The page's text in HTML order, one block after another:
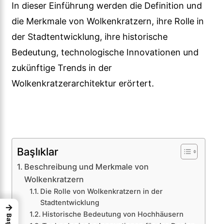
In dieser Einführung werden die Definition und
die Merkmale von Wolkenkratzern, ihre Rolle in
der Stadtentwicklung, ihre historische
Bedeutung, technologische Innovationen und
zukünftige Trends in der
Wolkenkratzerarchitektur erörtert.
Başlıklar
Beschreibung und Merkmale von
Wolkenkratzern
Die Rolle von Wolkenkratzern in der
Stadtentwicklung
Historische Bedeutung von Hochhäusern
→